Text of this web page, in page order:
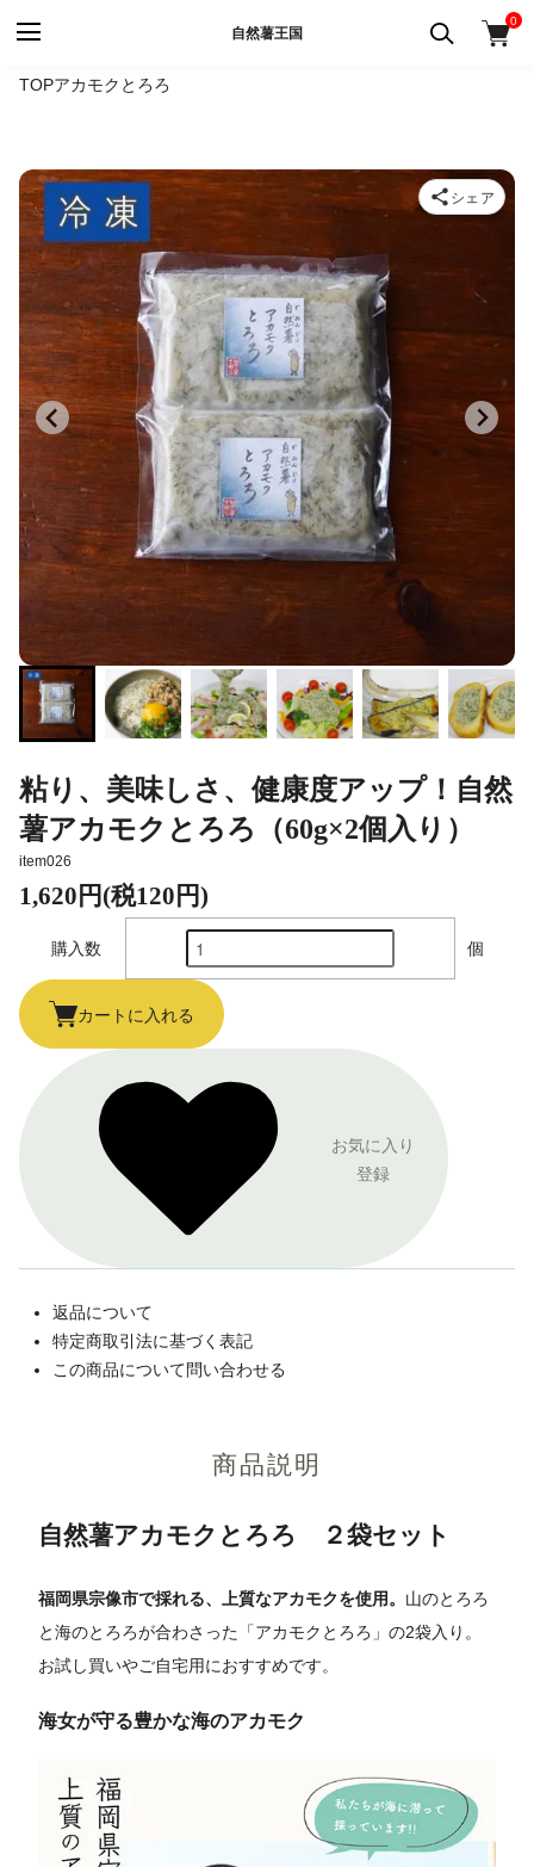
自然薯王国
0
TOPアカモクとろろ
粘り、美味しさ、健康度アップ！自然
薯アカモクとろろ（60g×2個入り）
item026
1,620円(税120円)
購入数 個
カートに入れる
お気に入り
登録
返品について
特定商取引法に基づく表記
この商品について問い合わせる
シェア
商品説明
自然薯アカモクとろろ ２袋セット
福岡県宗像市で採れる、上質なアカモクを使用。 山のとろろ
と海のとろろが合わさった「アカモクとろろ」の2袋入り。
お試し買いやご自宅用におすすめです。
海女が守る豊かな海のアカモク